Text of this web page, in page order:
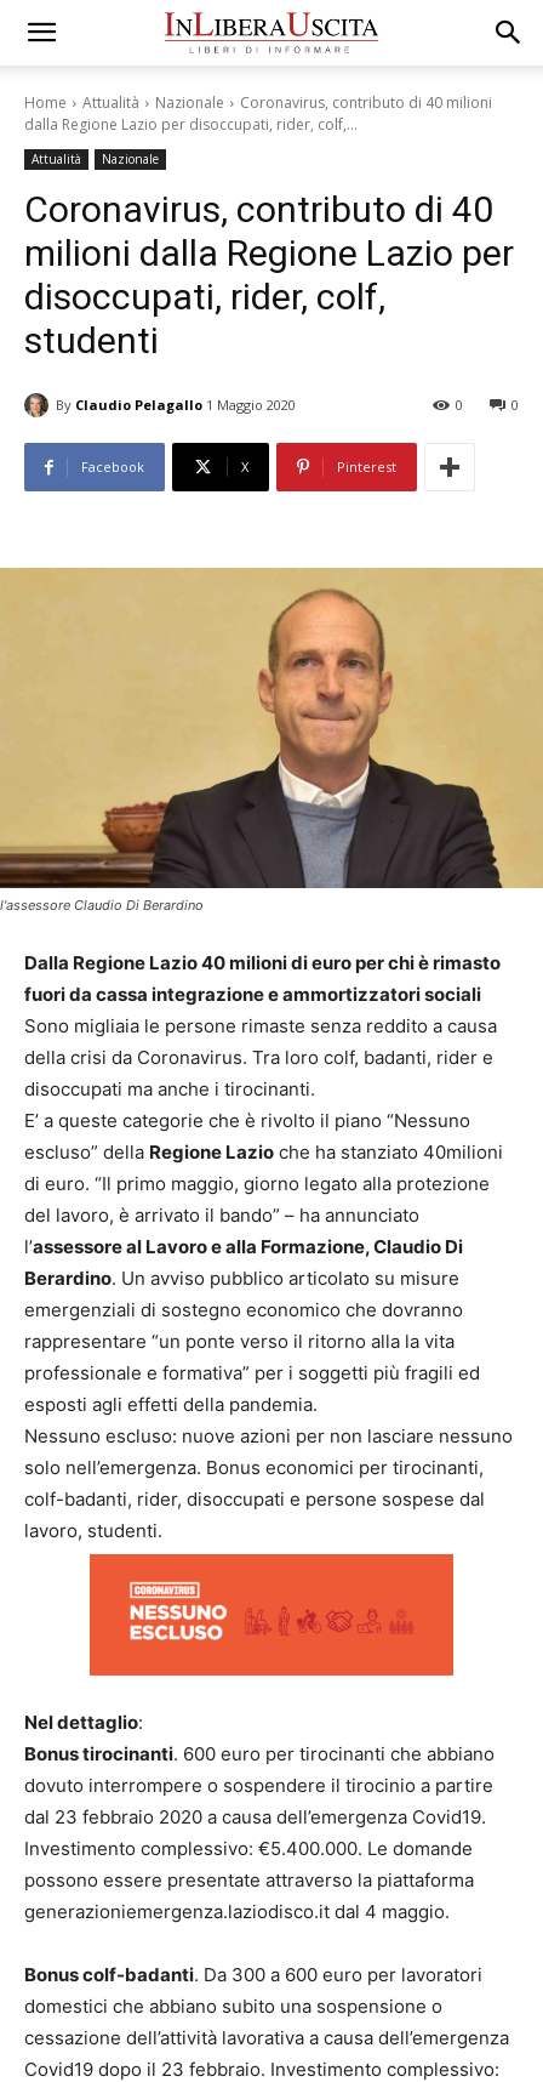
Home Attualità Nazionale
Coronavirus, contributo di 40 milioni
dalla Regione Lazio per disoccupati, rider, colf,...
Attualità Nazionale
Coronavirus, contributo di 40
milioni dalla Regione Lazio per
disoccupati, rider, colf,
studenti
By Claudio Pelagallo 1 Maggio 2020 0
0
Facebook X Pinterest
l'assessore Claudio Di Berardino
Dalla Regione Lazio 40 milioni di euro per chi è rimasto
fuori da cassa integrazione e ammortizzatori sociali
Sono migliaia le persone rimaste senza reddito a causa
della crisi da Coronavirus. Tra loro colf, badanti, rider e
disoccupati ma anche i tirocinanti.
E’ a queste categorie che è rivolto il piano “Nessuno
escluso” della Regione Lazio che ha stanziato 40milioni
di euro. “Il primo maggio, giorno legato alla protezione
del lavoro, è arrivato il bando” – ha annunciato
l’assessore al Lavoro e alla Formazione, Claudio Di
Berardino. Un avviso pubblico articolato su misure
emergenziali di sostegno economico che dovranno
rappresentare “un ponte verso il ritorno alla la vita
professionale e formativa” per i soggetti più fragili ed
esposti agli effetti della pandemia.
Nessuno escluso: nuove azioni per non lasciare nessuno
solo nell’emergenza. Bonus economici per tirocinanti,
colf-badanti, rider, disoccupati e persone sospese dal
lavoro, studenti.
Nel dettaglio:
Bonus tirocinanti. 600 euro per tirocinanti che abbiano
dovuto interrompere o sospendere il tirocinio a partire
dal 23 febbraio 2020 a causa dell’emergenza Covid19.
Investimento complessivo: €5.400.000. Le domande
possono essere presentate attraverso la piattaforma
generazioniemergenza.laziodisco.it dal 4 maggio.
Bonus colf-badanti. Da 300 a 600 euro per lavoratori
domestici che abbiano subito una sospensione o
cessazione dell’attività lavorativa a causa dell’emergenza
Covid19 dopo il 23 febbraio. Investimento complessivo: